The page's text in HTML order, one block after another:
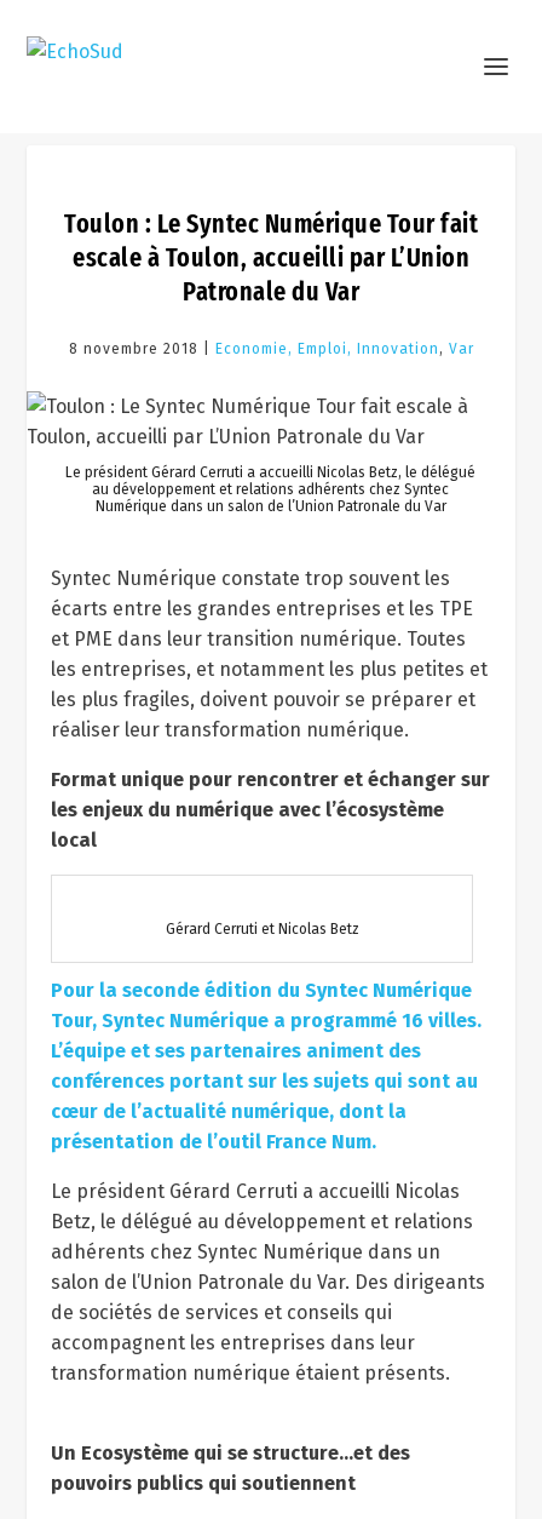
Toulon : Le Syntec Numérique Tour fait
escale à Toulon, accueilli par L’Union
Patronale du Var
8 novembre 2018 | Economie, Emploi, Innovation , Var
Le président Gérard Cerruti a accueilli Nicolas Betz, le délégué
au développement et relations adhérents chez Syntec
Numérique dans un salon de l’Union Patronale du Var
Syntec Numérique constate trop souvent les
écarts entre les grandes entreprises et les TPE
et PME dans leur transition numérique. Toutes
les entreprises, et notamment les plus petites et
les plus fragiles, doivent pouvoir se préparer et
réaliser leur transformation numérique.
Format unique pour rencontrer et échanger sur
les enjeux du numérique avec l’écosystème
local
Gérard Cerruti et Nicolas Betz
Pour la seconde édition du Syntec Numérique
Tour, Syntec Numérique a programmé 16 villes.
L’équipe et ses partenaires animent des
conférences portant sur les sujets qui sont au
cœur de l’actualité numérique, dont la
présentation de l’outil France Num.
Le président Gérard Cerruti a accueilli Nicolas
Betz, le délégué au développement et relations
adhérents chez Syntec Numérique dans un
salon de l’Union Patronale du Var. Des dirigeants
de sociétés de services et conseils qui
accompagnent les entreprises dans leur
transformation numérique étaient présents.
Un Ecosystème qui se structure…et des
pouvoirs publics qui soutiennent